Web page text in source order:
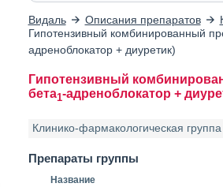
Видаль Описания препаратов
Гипотензивный комбинированный
адреноблокатор + диуретик)
Гипотензивный
бета1-адреноблокатор +
Клинико-фармакологическая группа
Препараты группы
Название